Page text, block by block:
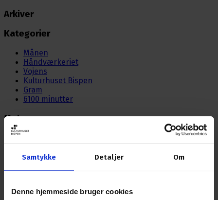
Samtykke Detaljer Om
Denne hjemmeside bruger cookies
Arkiver
Kategorier
Månen
Håndværkeriet
Vojens
Kulturhuset Bispen
Gram
6100 minutter
Meta
Indlægsfeed
Kommentarfeed
Nyhedsbrev